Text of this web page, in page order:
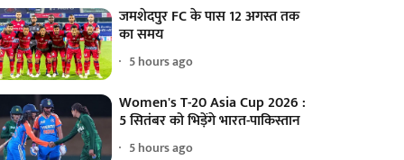
जमशेदपुर FC के पास 12 अगस्त तक
का समय
5 hours ago
Women's T-20 Asia Cup 2026 :
5 सितंबर को भिड़ेंगे भारत-पाकिस्तान
5 hours ago